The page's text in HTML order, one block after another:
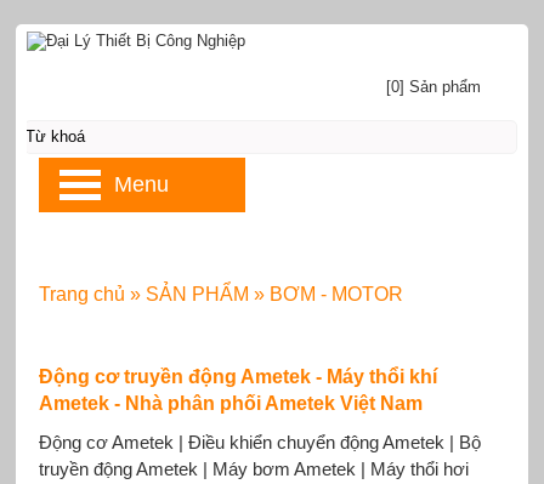
Động cơ truyền động Ametek - Máy thổi khí
Ametek - Nhà phân phối Ametek Việt Nam
Động cơ Ametek | Điều khiển chuyển động Ametek | Bộ
truyền động Ametek | Máy bơm Ametek | Máy thổi hơi
Trang chủ » SẢN PHẨM » BƠM - MOTOR
[0] Sản phẩm
Menu